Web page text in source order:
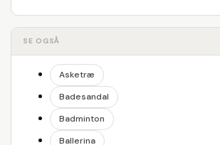
SE OGSÅ
Asketræ
Badesandal
Badminton
Ballerina